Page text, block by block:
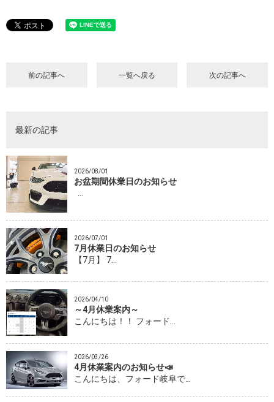
前の記事へ 一覧へ戻る 次の記事へ
最新の記事
2026/08/01
お盆期間休業日のお知らせ
2026/07/01
7月休業日のお知らせ
【7月】 7…
2026/04/10
～4月休業案内～
こんにちは！！ フォード…
2026/03/26
4月休業案内のお知らせ📣
こんにちは、フォード岐阜で…